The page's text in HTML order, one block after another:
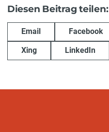
Diesen Beitrag teilen:
Email Facebook
Xing LinkedIn